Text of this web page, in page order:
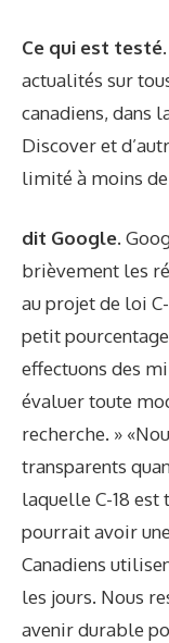
Ce qui est testé.
actualités sur
canadiens, dans
Discover et
limité à moins de
dit Google.
brièvement les
au projet de loi
petit
effectuons des
évaluer toute
recherche. »
transparents
laquelle C-18 est
pourrait avoir
Canadiens
les jours. Nous
avenir durable